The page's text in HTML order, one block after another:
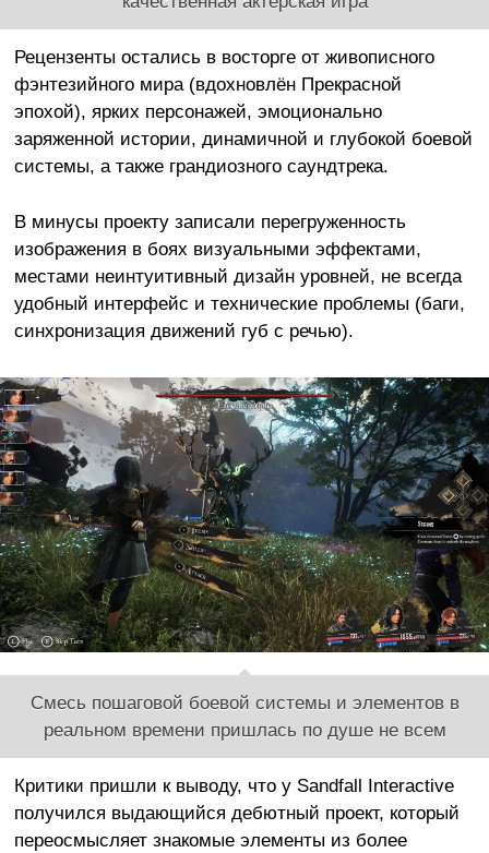
Рецензенты остались в восторге от живописного
фэнтезийного мира (вдохновлён Прекрасной
эпохой), ярких персонажей, эмоционально
заряженной истории, динамичной и глубокой боевой
системы, а также грандиозного саундтрека.
В минусы проекту записали перегруженность
изображения в боях визуальными эффектами,
местами неинтуитивный дизайн уровней, не всегда
удобный интерфейс и технические проблемы (баги,
синхронизация движений губ с речью).
Смесь пошаговой боевой системы и элементов в
реальном времени пришлась по душе не всем
Критики пришли к выводу, что у Sandfall Interactive
получился выдающийся дебютный проект, который
переосмысляет знакомые элементы из более